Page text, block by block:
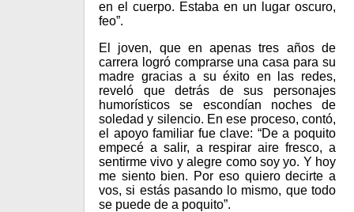
en el cuerpo. Estaba en un lugar oscuro,
feo”.
El joven, que en apenas tres años de
carrera logró comprarse una casa para su
madre gracias a su éxito en las redes,
reveló que detrás de sus personajes
humorísticos se escondían noches de
soledad y silencio. En ese proceso, contó,
el apoyo familiar fue clave: “De a poquito
empecé a salir, a respirar aire fresco, a
sentirme vivo y alegre como soy yo. Y hoy
me siento bien. Por eso quiero decirte a
vos, si estás pasando lo mismo, que todo
se puede de a poquito”.